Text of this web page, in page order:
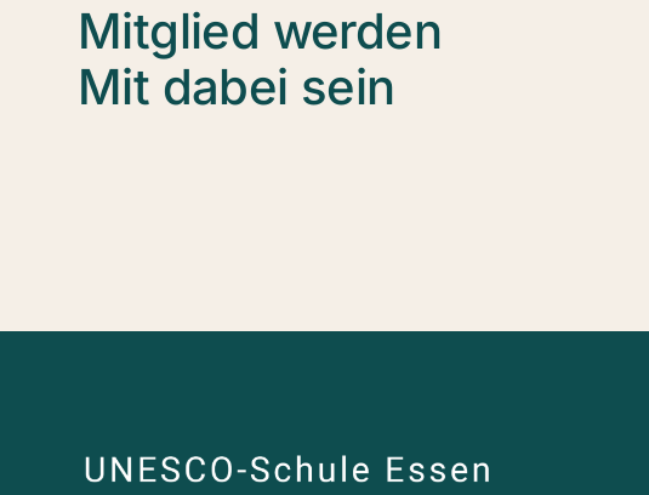
Mitglied werden
Mit dabei sein